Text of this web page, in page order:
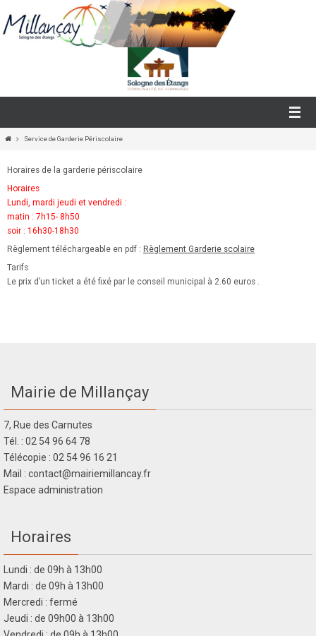
vers
le
HomeService de Garderie Périscolaire
Horaires de la garderie périscolaire
Horaires
Lundi, mardi jeudi et vendredi :
matin : 7h15- 8h50
soir : 16h30-18h30
Règlement téléchargeable en pdf : Règlement Garderie scolaire
Tarifs
Le prix d’un ticket a été fixé par le conseil municipal à 2.60 euros .
Mairie de Millançay
7, Rue des Carnutes
Tél. : 02 54 96 64 78
Télécopie : 02 54 96 16 21
Mail : contact@mairiemillancay.fr
Espace administration
Horaires
Lundi : de 09h à 13h00
Mardi : de 09h à 13h00
Mercredi : fermé
Jeudi : de 09h00 à 13h00